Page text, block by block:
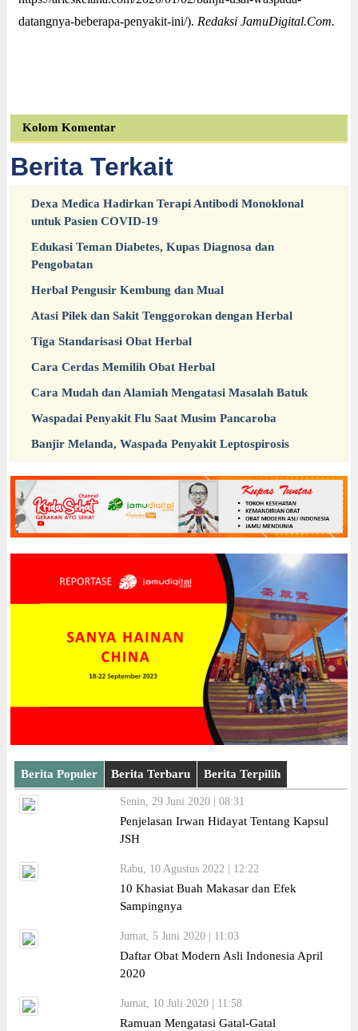
datangnya-beberapa-penyakit-ini/).Redaksi JamuDigital.Com.
Kolom Komentar
Berita Terkait
Dexa Medica Hadirkan Terapi Antibodi Monoklonal
untuk Pasien COVID-19
Edukasi Teman Diabetes, Kupas Diagnosa dan
Pengobatan
Herbal Pengusir Kembung dan Mual
Atasi Pilek dan Sakit Tenggorokan dengan Herbal
Tiga Standarisasi Obat Herbal
Cara Cerdas Memilih Obat Herbal
Cara Mudah dan Alamiah Mengatasi Masalah Batuk
Waspadai Penyakit Flu Saat Musim Pancaroba
Banjir Melanda, Waspada Penyakit Leptospirosis
Berita Populer Berita Terbaru Berita Terpilih
Senin, 29 Juni 2020 | 08:31
Penjelasan Irwan Hidayat Tentang Kapsul
JSH
Rabu, 10 Agustus 2022 | 12:22
10 Khasiat Buah Makasar dan Efek
Sampingnya
Jumat, 5 Juni 2020 | 11:03
Daftar Obat Modern Asli Indonesia April
2020
Jumat, 10 Juli 2020 | 11:58
Ramuan Mengatasi Gatal-Gatal